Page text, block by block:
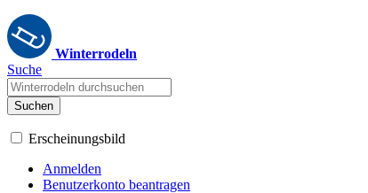
Winterrodeln
Suche
Suchen
Erscheinungsbild
Anmelden
Benutzerkonto beantragen